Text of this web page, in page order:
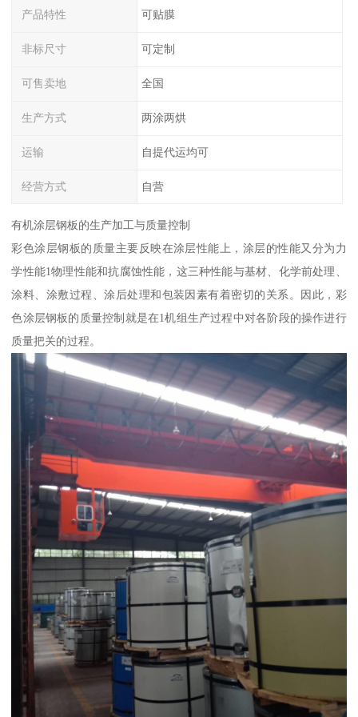
产品特性 可贴膜
非标尺寸 可定制
可售卖地 全国
生产方式 两涂两烘
运输 自提代运均可
经营方式 自营
有机涂层钢板的生产加工与质量控制
彩色涂层钢板的质量主要反映在涂层性能上，涂层的性能又分为力
学性能1物理性能和抗腐蚀性能，这三种性能与基材、化学前处理、
涂料、涂敷过程、涂后处理和包装因素有着密切的关系。因此，彩
色涂层钢板的质量控制就是在1机组生产过程中对各阶段的操作进行
质量把关的过程。